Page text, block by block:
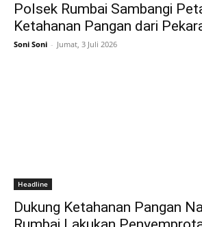
Polsek Rumbai Sambangi
Ketahanan Pangan dari
Soni Soni - Jumat, 3 Juli 2026
Headline
Dukung Ketahanan Pangan